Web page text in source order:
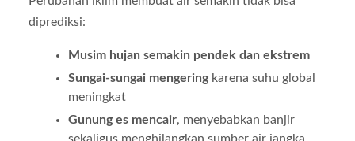
diprediksi:
Musim hujan semakin pendek dan ekstrem
Sungai-sungai mengeringkarena suhu global
meningkat
Gunung es mencair, menyebabkan banjir